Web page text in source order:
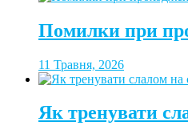
Помилки при
11 Травня, 2026
Як тренувати